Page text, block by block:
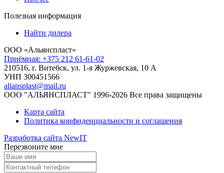
Полезная информация
Найти дилера
ООО «Альянспласт»
Приёмная: +375 212 61-61-02
210516, г. Витебск, ул. 1-я Журжевская, 10 А
УНП 300451566
aliansplast@mail.ru
ООО "АЛЬЯНСПЛАСТ" 1996-2026 Все права защищены
Карта сайта
Политика конфиденциальности и соглашения
Разработка сайта NewIT
Перезвоните мне